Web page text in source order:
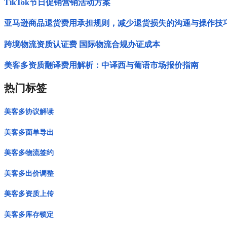
TikTok节日促销营销活动方案
亚马逊商品退货费用承担规则，减少退货损失的沟通与操作技
跨境物流资质认证费 国际物流合规办证成本
美客多资质翻译费用解析：中译西与葡语市场报价指南
热门标签
美客多协议解读
美客多面单导出
美客多物流签约
美客多出价调整
美客多资质上传
美客多库存锁定